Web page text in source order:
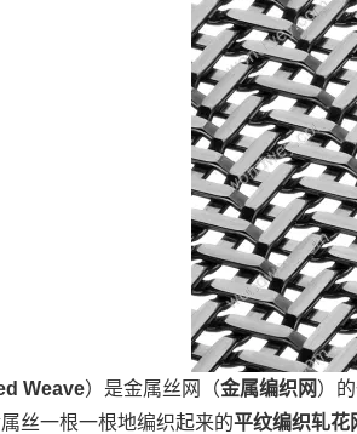
Weave）是金属丝网（金属编织网）
丝一根一根地编织起来的平纹编织轧花